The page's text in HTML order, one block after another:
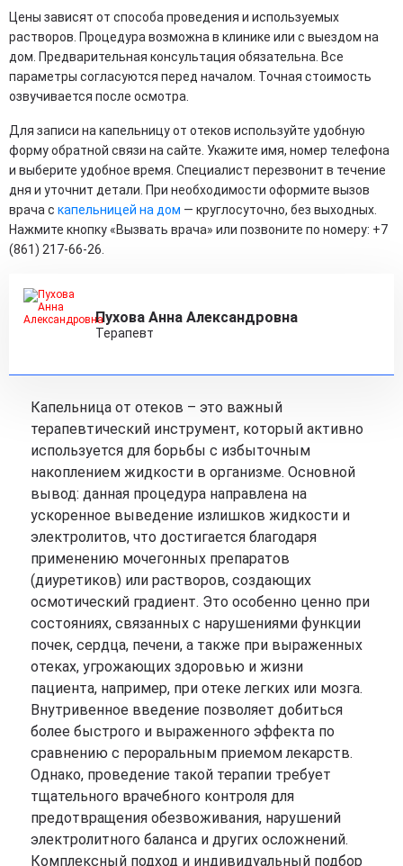
Цены зависят от способа проведения и используемых
растворов. Процедура возможна в клинике или с выездом на
дом. Предварительная консультация обязательна. Все
параметры согласуются перед началом. Точная стоимость
озвучивается после осмотра.
Для записи на капельницу от отеков используйте удобную
форму обратной связи на сайте. Укажите имя, номер телефона
и выберите удобное время. Специалист перезвонит в течение
дня и уточнит детали. При необходимости оформите вызов
врача с капельницей на дом — круглосуточно, без выходных.
Нажмите кнопку «Вызвать врача» или позвоните по номеру: +7
(861) 217-66-26.
Пухова Анна Александровна
Терапевт
Капельница от отеков – это важный
терапевтический инструмент, который активно
используется для борьбы с избыточным
накоплением жидкости в организме. Основной
вывод: данная процедура направлена на
ускоренное выведение излишков жидкости и
электролитов, что достигается благодаря
применению мочегонных препаратов
(диуретиков) или растворов, создающих
осмотический градиент. Это особенно ценно при
состояниях, связанных с нарушениями функции
почек, сердца, печени, а также при выраженных
отеках, угрожающих здоровью и жизни
пациента, например, при отеке легких или мозга.
Внутривенное введение позволяет добиться
более быстрого и выраженного эффекта по
сравнению с пероральным приемом лекарств.
Однако, проведение такой терапии требует
тщательного врачебного контроля для
предотвращения обезвоживания, нарушений
электролитного баланса и других осложнений.
Комплексный подход и индивидуальный подбор